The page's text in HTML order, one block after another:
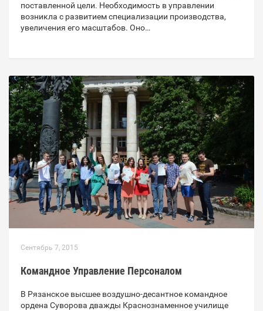
поставленной цели. Необходимость в управлении
возникла с развитием специализации производства,
увеличения его масштабов. Оно…
Сентябрь 7, 2015
Командное Управление Персоналом
В Рязанское высшее воздушно-десантное командное
ордена Суворова дважды Краснознаменное училище